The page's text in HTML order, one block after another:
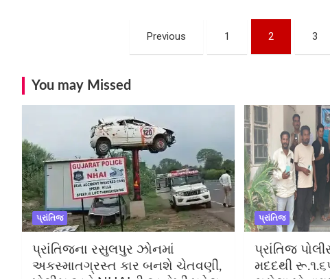
Previous 1 2 3
You may Missed
પ્રાંતિજ
પ્રાંતિજના રસુલપુર ઝોનમાં
અકસ્માતગ્રસ્ત કાર બનશે ચેતવણી,
પ્રાંતિજ
પ્રાંતિજ
મદદથી